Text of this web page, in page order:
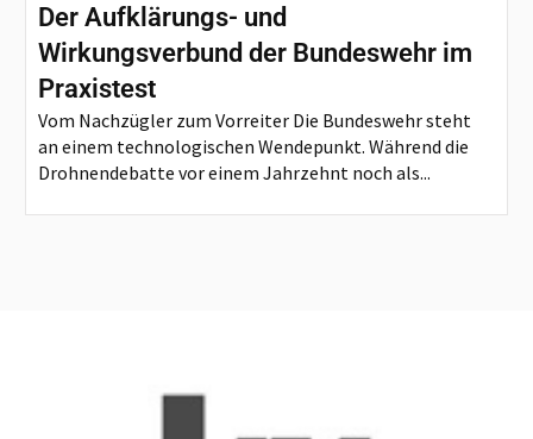
Der Aufklärungs- und
Wirkungsverbund der Bundeswehr im
Praxistest
Vom Nachzügler zum Vorreiter Die Bundeswehr steht
an einem technologischen Wendepunkt. Während die
Drohnendebatte vor einem Jahrzehnt noch als...